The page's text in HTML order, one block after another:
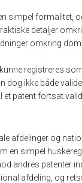
simpel formalitet,
detaljer
omkring
registreres
dog ikke både
patent fortsat
afdelinger og
en simpel
andres patenter
afdeling, og